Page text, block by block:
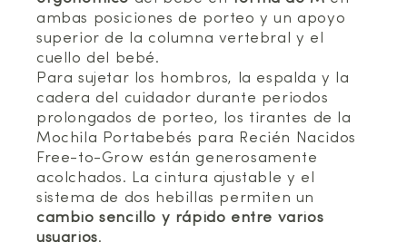
ambas posiciones de porteo y un apoyo
superior de la columna vertebral y el
cuello del bebé.
Para sujetar los hombros, la espalda y la
cadera del cuidador durante periodos
prolongados de porteo, los tirantes de la
Mochila Portabebés para Recién Nacidos
Free-to-Grow están generosamente
acolchados. La cintura ajustable y el
sistema de dos hebillas permiten un
cambio sencillo y rápido entre varios
usuarios.